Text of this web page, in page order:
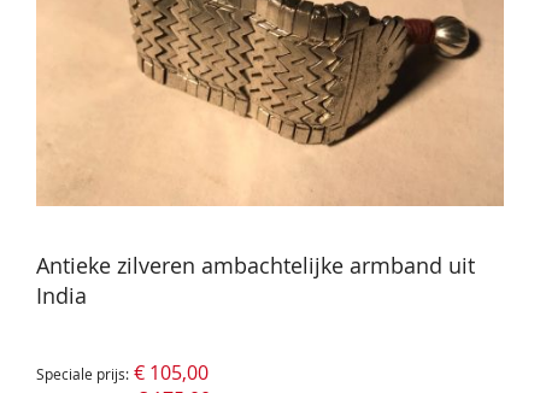
Antieke zilveren ambachtelijke armband uit
India
Speciale prijs € 105,00